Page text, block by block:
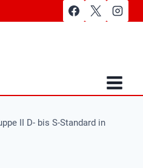
II D- bis S-Standard in